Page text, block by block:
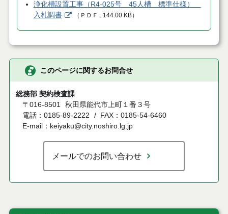
浄化槽設置工事（R4-025号 45人槽 標準仕様）
入札調書
（ ＰＤＦ 144.00 KB）
このページに関するお問合せ
総務部 契約検査課
〒016-8501 秋田県能代市上町１番３号
電話：0185-89-2222
FAX：0185-54-6460
E-mail：keiyaku@city.noshiro.lg.jp
メールでのお問い合わせ